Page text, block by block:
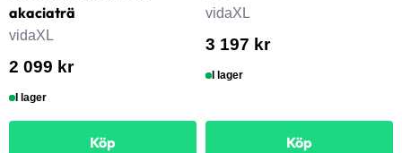
akaciaträ
vidaXL
2 099 kr
I lager
Köp
vidaXL
3 197 kr
I lager
Köp